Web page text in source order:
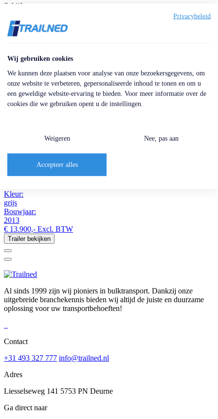
Schijfremmen
385/65R22.5
SAF
Een greep uit onze trailers
Alternatieven
Bekijk hier vergelijkbare trailers die aansluiten bij jouw wensen.
Handige alternatieven met uiteenlopende specificaties,
Referentie: TR1880
Inhoud:
Kleur:
grijs
Bouwjaar:
2013
€ 13.900,- Excl. BTW
Trailer bekijken
Al sinds 1999 zijn wij pioniers in bulktransport. Dankzij onze
uitgebreide branchekennis bieden wij altijd de juiste en duurzame
oplossing voor uw transportbehoeften!
Contact
+31 493 327 777 info@trailned.nl
Adres
Liesselseweg 141 5753 PN Deurne
Ga direct naar
Privacybeleid
Wij gebruiken cookies
We kunnen deze plaatsen voor analyse van onze bezoekersgegevens, om
onze website te verbeteren, gepersonaliseerde inhoud te tonen en om u
een geweldige website-ervaring te bieden. Voor meer informatie over de
cookies die we gebruiken opent u de instellingen.
Weigeren Nee, pas aan
Accepteer alles